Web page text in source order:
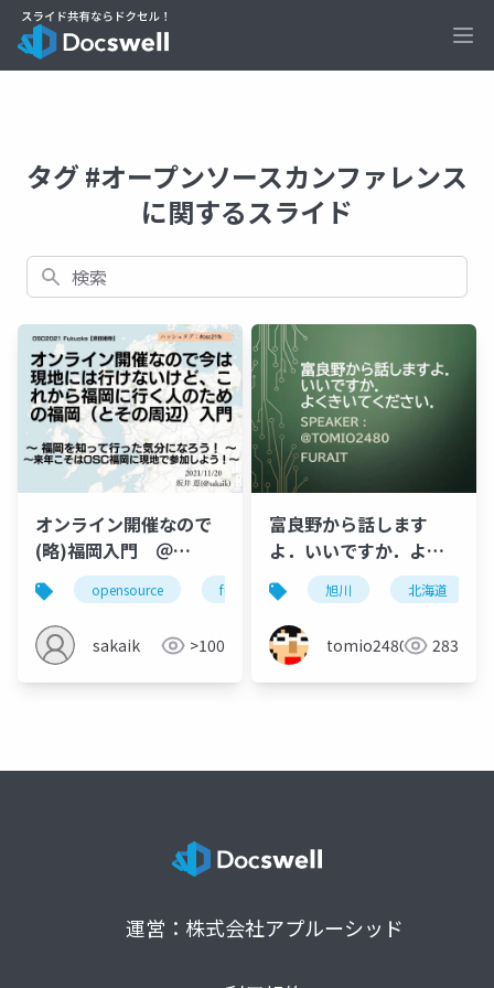
タグ #オープンソースカンファレンス
に関するスライド
検索
オンライン開催なので
(略)福岡入門 ＠
OSC2021Fukuoka
opensource fukuoka osc オープンソース
sakaik >100
富良野から話します
よ．いいですか．よく
きいてください．
旭川 北海道
tomio2480 283
運営：株式会社アプルーシッド